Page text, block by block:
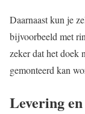
Daarnaast kun je
bijvoorbeeld met
zeker dat het doek
gemonteerd kan
Levering